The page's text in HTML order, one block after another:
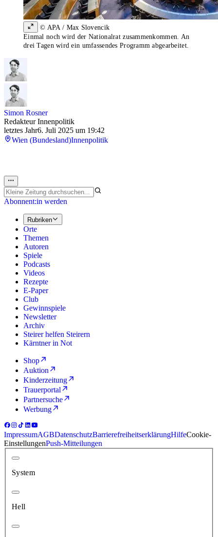
© APA / Max Slovencik
Einmal noch wird der Nationalrat zusammenkommen. An
drei Tagen wird ein umfassendes Programm abgearbeitet.
Simon Rosner
Redakteur Innenpolitik
letztes Jahr6. Juli 2025 um 19:42
Wien (Bundesland)Innenpolitik
Abonnent:in werden
Rubriken
Orte
Themen
Autoren
Spiele
Podcasts
Videos
Rezepte
E-Paper
Club
Gewinnspiele
Newsletter
Archiv
Steirer helfen Steirern
Kärntner in Not
Shop
Auktion
Kinderzeitung
Trauerportal
Partnersuche
Werbung
ImpressumAGBDatenschutzBarrierefreiheitserklärungHilfeCookie-
EinstellungenPush-Mitteilungen
System
Hell